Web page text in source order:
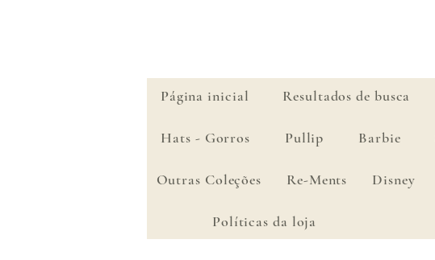
Página inicial Resultados de busca
Hats - Gorros Pullip Barbie
Outras Coleções Re-Ments Disney
Políticas da loja